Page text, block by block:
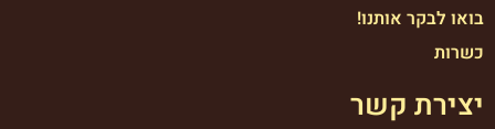
בואו לבקר אותנו!
כשרות
יצירת קשר